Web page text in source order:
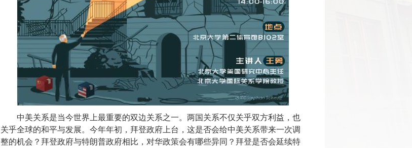
中美关系是当今世界上最重要的双边关系之一。两国关系不仅关乎双方利益，也
关乎全球的和平与发展。今年年初，拜登政府上台，这是否会给中美关系带来一次调
整的机会？拜登政府与特朗普政府相比，对华政策会有哪些异同？拜登是否会延续特